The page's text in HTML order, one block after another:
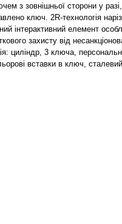
з зовнішньої сторони у
ключ. 2R-технологія
інтерактивний елемент
захисту від
циліндр, 3 ключа,
вставки в ключ,